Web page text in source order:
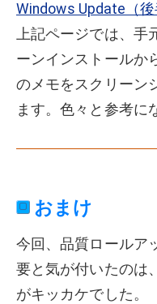
Windows Update（後
上記ページでは、手
ーンインストールか
のメモをスクリーン
ます。色々と参考に
おまけ
今回、品質ロールア
要と気が付いたのは
がキッカケでした。